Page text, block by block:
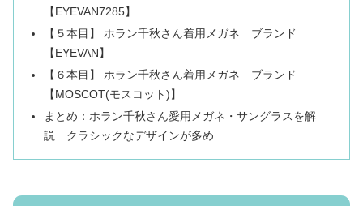
【EYEVAN7285】
【５本目】 ホラン千秋さん着用メガネ ブランド
【EYEVAN】
【６本目】 ホラン千秋さん着用メガネ ブランド
【MOSCOT(モスコット)】
まとめ：ホラン千秋さん愛用メガネ・サングラスを解
説 クラシックなデザインが多め